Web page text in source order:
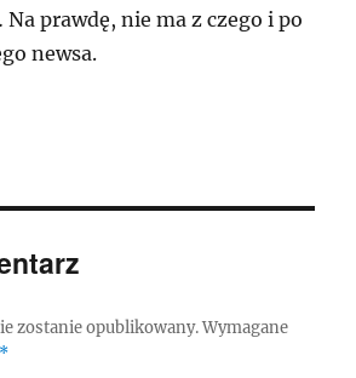
prawdę, nie ma z czego i po
newsa.
zostanie opublikowany. Wymagane
*